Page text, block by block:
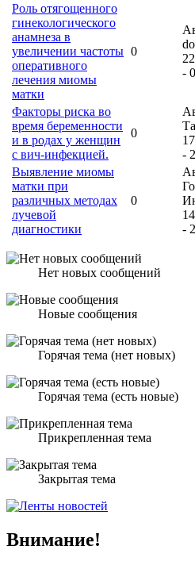
Роль отягощенного
гинекологического
анамнеза в
увеличении частоты
оперативного
лечения миомы
матки
0
-
Факторы риска во
время беременности
и в родах у женщин
с вич-инфекцией.
0
-
Выявление миомы
матки при
различных методах
лучевой
диагностики
0
-
Нет новых сообщений
Новые сообщения
Горячая тема (нет новых)
Горячая тема (есть новые)
Прикрепленная тема
Закрытая тема
Внимание!